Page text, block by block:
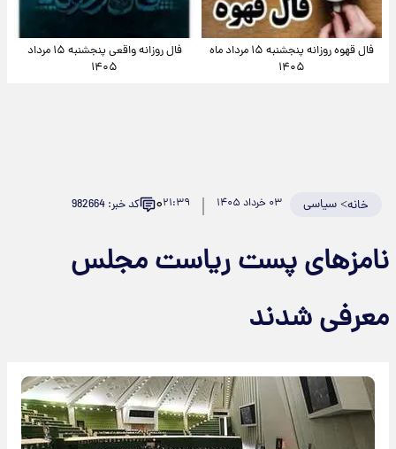
فال قهوه روزانه پنجشنبه ۱۵ مرداد ماه
۱۴۰۵
فال روزانه واقعی پنجشنبه ۱۵ مرداد
۱۴۰۵
خانه>سیاسی ۰۳ خرداد ۱۴۰۵ ۲۱:۳۹۰ کد خبر: 982664
نامز‌های پست ریاست مجلس
معرفی شدند